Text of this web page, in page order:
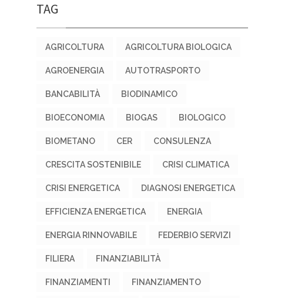
TAG
AGRICOLTURA AGRICOLTURA BIOLOGICA
AGROENERGIA AUTOTRASPORTO
BANCABILITÀ BIODINAMICO
BIOECONOMIA BIOGAS BIOLOGICO
BIOMETANO CER CONSULENZA
CRESCITA SOSTENIBILE CRISI CLIMATICA
CRISI ENERGETICA DIAGNOSI ENERGETICA
EFFICIENZA ENERGETICA ENERGIA
ENERGIA RINNOVABILE FEDERBIO SERVIZI
FILIERA FINANZIABILITÀ
FINANZIAMENTI FINANZIAMENTO